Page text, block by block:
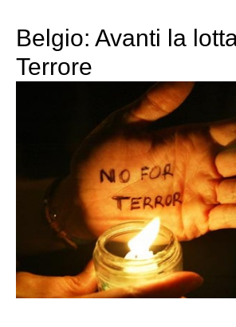
Belgio: Avanti la
Terrore